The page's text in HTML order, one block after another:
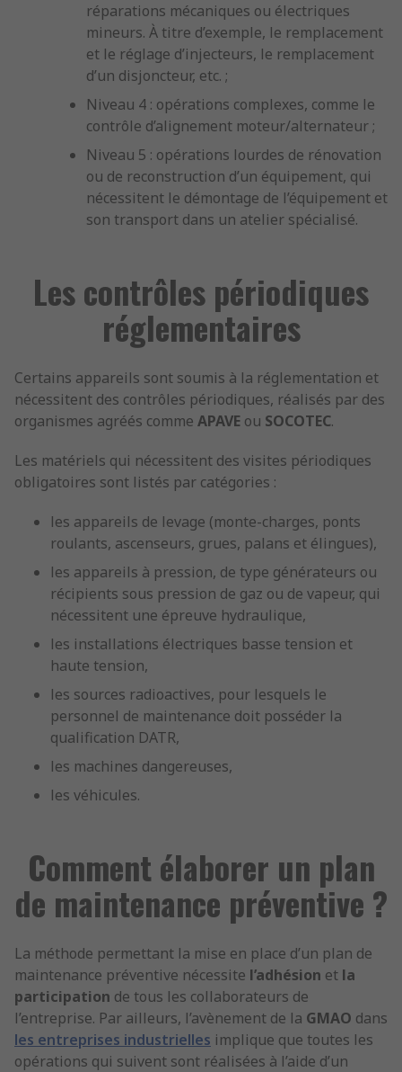
réparations mécaniques ou électriques
mineurs. À titre d’exemple, le remplacement
et le réglage d’injecteurs, le remplacement
d’un disjoncteur, etc. ;
Niveau 4 : opérations complexes, comme le
contrôle d’alignement moteur/alternateur ;
Niveau 5 : opérations lourdes de rénovation
ou de reconstruction d’un équipement, qui
nécessitent le démontage de l’équipement et
son transport dans un atelier spécialisé.
Les contrôles périodiques
réglementaires
Certains appareils sont soumis à la réglementation et
nécessitent des contrôles périodiques, réalisés par des
organismes agréés comme APAVE ou SOCOTEC.
Les matériels qui nécessitent des visites périodiques
obligatoires sont listés par catégories :
les appareils de levage (monte-charges, ponts
roulants, ascenseurs, grues, palans et élingues),
les appareils à pression, de type générateurs ou
récipients sous pression de gaz ou de vapeur, qui
nécessitent une épreuve hydraulique,
les installations électriques basse tension et
haute tension,
les sources radioactives, pour lesquels le
personnel de maintenance doit posséder la
qualification DATR,
les machines dangereuses,
les véhicules.
Comment élaborer un plan
de maintenance préventive ?
La méthode permettant la mise en place d’un plan de
maintenance préventive nécessite l’adhésion et la
participation de tous les collaborateurs de
l’entreprise. Par ailleurs, l’avènement de la GMAO dans
les entreprises industrielles implique que toutes les
opérations qui suivent sont réalisées à l’aide d’un